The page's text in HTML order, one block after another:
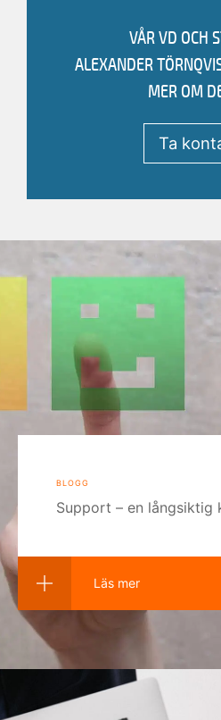
VÅR VD OCH
ALEXANDER
MER OM
Ta
Vd Och
ALEXANDER
Ring
blogg
Support – en långsiktig
Läs mer